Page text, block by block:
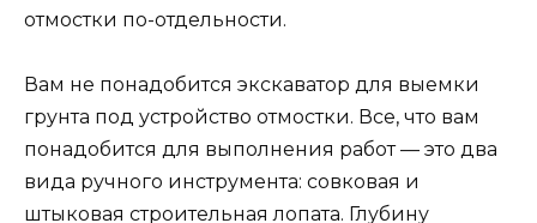
отмостки по-отдельности.
Вам не понадобится экскаватор для выемки
грунта под устройство отмостки. Все, что вам
понадобится для выполнения работ — это два
вида ручного инструмента: совковая и
штыковая строительная лопата. Глубину